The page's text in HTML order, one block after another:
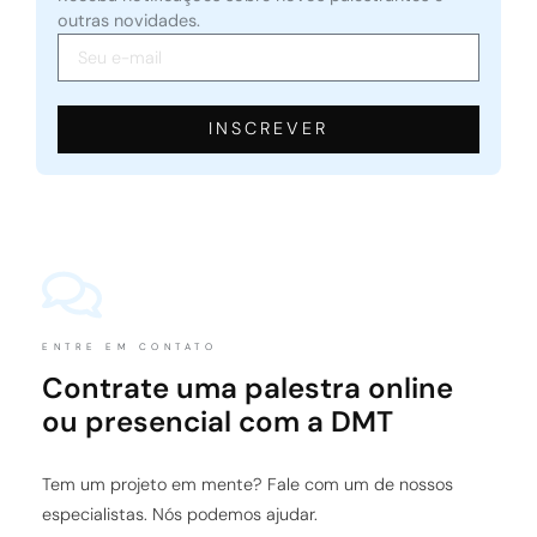
outras novidades.
INSCREVER
ENTRE EM CONTATO
Contrate uma palestra online
ou presencial com a DMT
Tem um projeto em mente? Fale com um de nossos
especialistas. Nós podemos ajudar.